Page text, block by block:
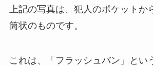
上記の写真は、犯人のポケットか
筒状のものです。
これは、「フラッシュバン」とい